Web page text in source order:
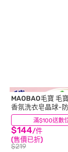
滿$100送數
MAOBAO毛寶 毛
香氛洗衣皂晶球-
$144/件
(售價已折)
$219
(4)